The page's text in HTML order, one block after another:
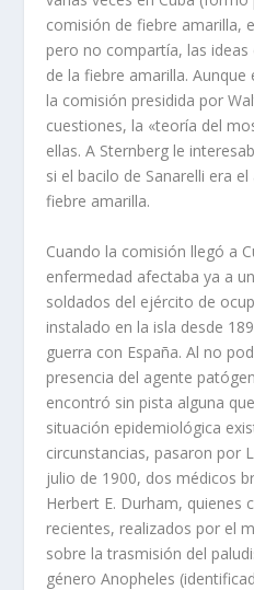
comisión de fiebre amarilla,
pero no compartía, las
de la fiebre amarilla.
la comisión presidida por
cuestiones, la «teoría del
ellas. A Sternberg le
si el bacilo de Sanarelli era
fiebre amarilla.
Cuando la comisión llegó a
enfermedad afectaba ya a
soldados del ejército de
instalado en la isla desde
guerra con España. Al no
presencia del agente
encontró sin pista alguna
situación epidemiológica
circunstancias, pasaron por
julio de 1900, dos médicos
Herbert E. Durham, quienes
recientes, realizados por el
sobre la trasmisión del
género Anopheles